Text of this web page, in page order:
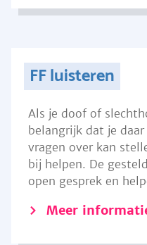
FF luisteren
Als je doof of
belangrijk dat je
vragen over kan
bij helpen. De
open gesprek en
Meer